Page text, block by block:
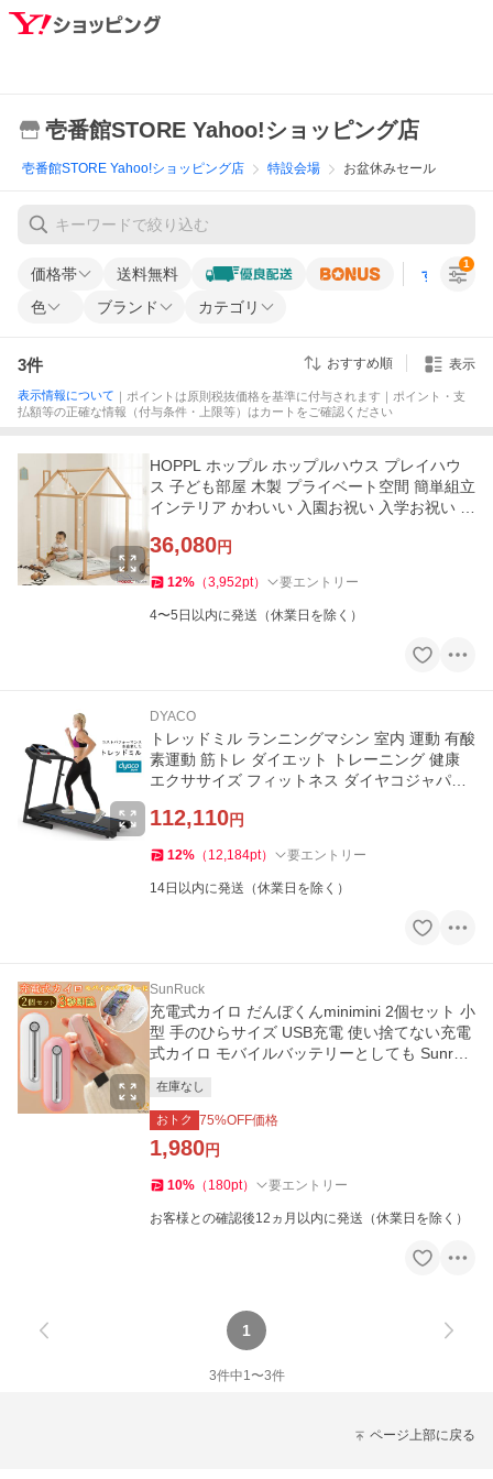
壱番館STORE Yahoo!ショッピング店
壱番館STORE Yahoo!ショッピング店 特設会場 お盆休みセール
価格帯 送料無料 すべての条
色 ブランド カテゴリ
1
3件 おすすめ順 表示
表示情報について ｜ポイントは原則税抜価格を基準に付与されます｜ポイント・支
払額等の正確な情報（付与条件・上限等）はカートをご確認ください
HOPPL ホップル ホップルハウス プレイハウ
ス 子ども部屋 木製 プライベート空間 簡単組立
インテリア かわいい 入園お祝い 入学お祝い プ
36,080円
12% （3,952pt） 要エントリー
4〜5日以内に発送（休業日を除く）
DYACO
トレッドミル ランニングマシン 室内 運動 有酸
素運動 筋トレ ダイエット トレーニング 健康
エクササイズ フィットネス ダイヤコジャパン
112,110円
12% （ 12,184pt） 要エントリー
14日以内に発送（休業日を除く）
SunRuck
充電式カイロ だんぼくんminimini 2個セット 小
型 手のひらサイズ USB充電 使い捨てない充電
式カイロ モバイルバッテリーとしても Sunruc
在庫なし
おトク 75%OFF価格
1,980円
10% （ 180pt） 要エントリー
お客様との確認後12ヵ月以内に発送（休業日を除く）
1
3件中1〜3件
ページ上部に戻る